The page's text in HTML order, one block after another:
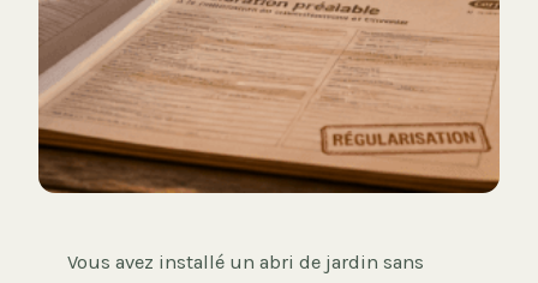
Vous avez installé un abri de jardin sans